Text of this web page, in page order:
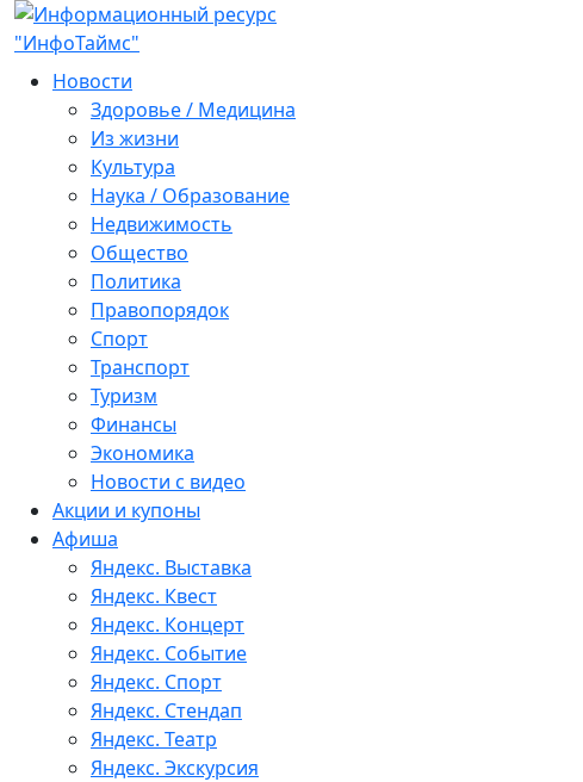
Новости
Здоровье / Медицина
Из жизни
Культура
Наука / Образование
Недвижимость
Общество
Политика
Правопорядок
Спорт
Транспорт
Туризм
Финансы
Экономика
Новости с видео
Акции и купоны
Афиша
Яндекс. Выставка
Яндекс. Квест
Яндекс. Концерт
Яндекс. Событие
Яндекс. Спорт
Яндекс. Стендап
Яндекс. Театр
Яндекс. Экскурсия